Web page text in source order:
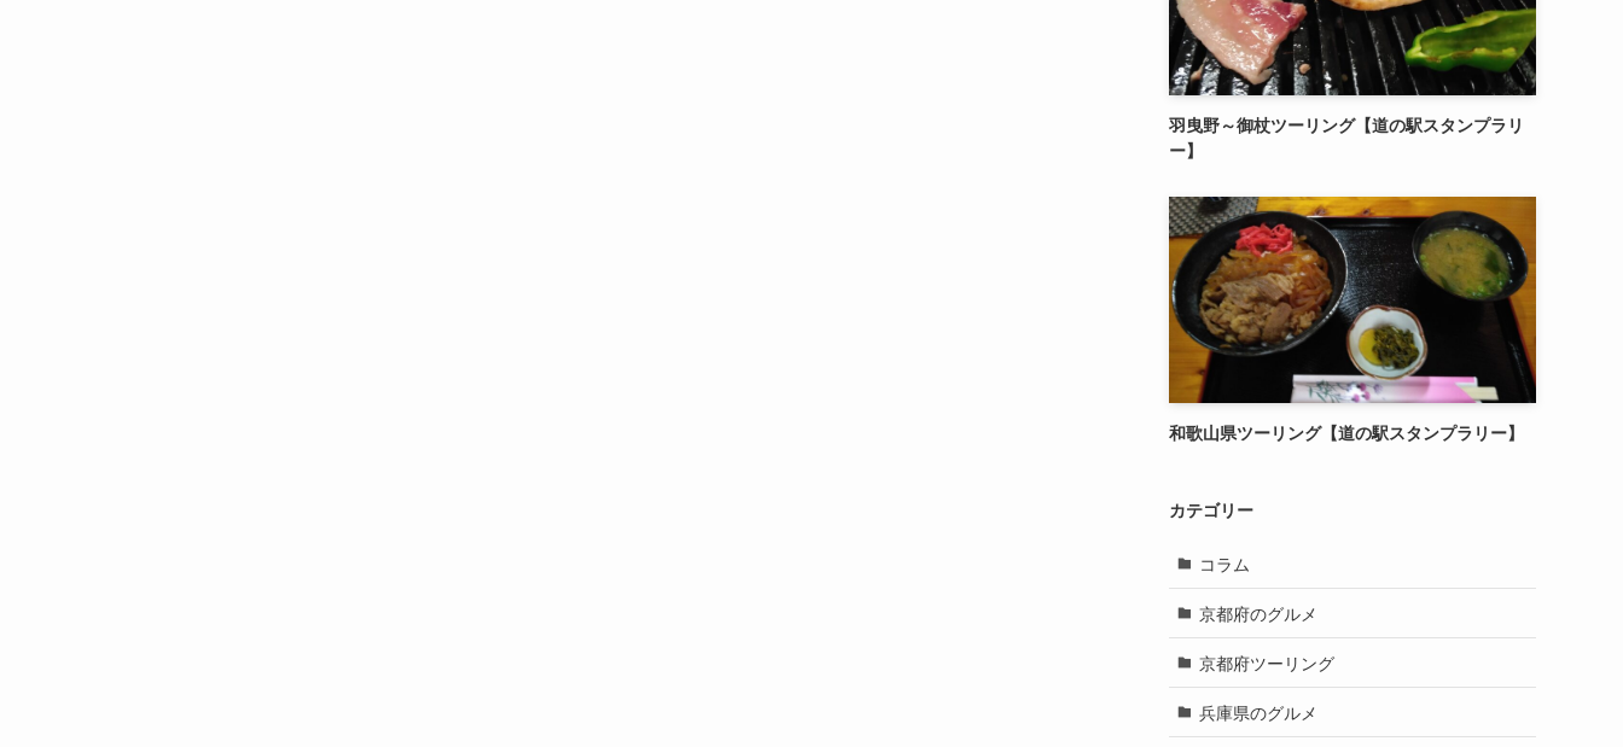
羽曳野～御杖ツーリング【道の駅スタンプラリ
ー】
和歌山県ツーリング【道の駅スタンプラリー】
カテゴリー
コラム
京都府のグルメ
京都府ツーリング
兵庫県のグルメ